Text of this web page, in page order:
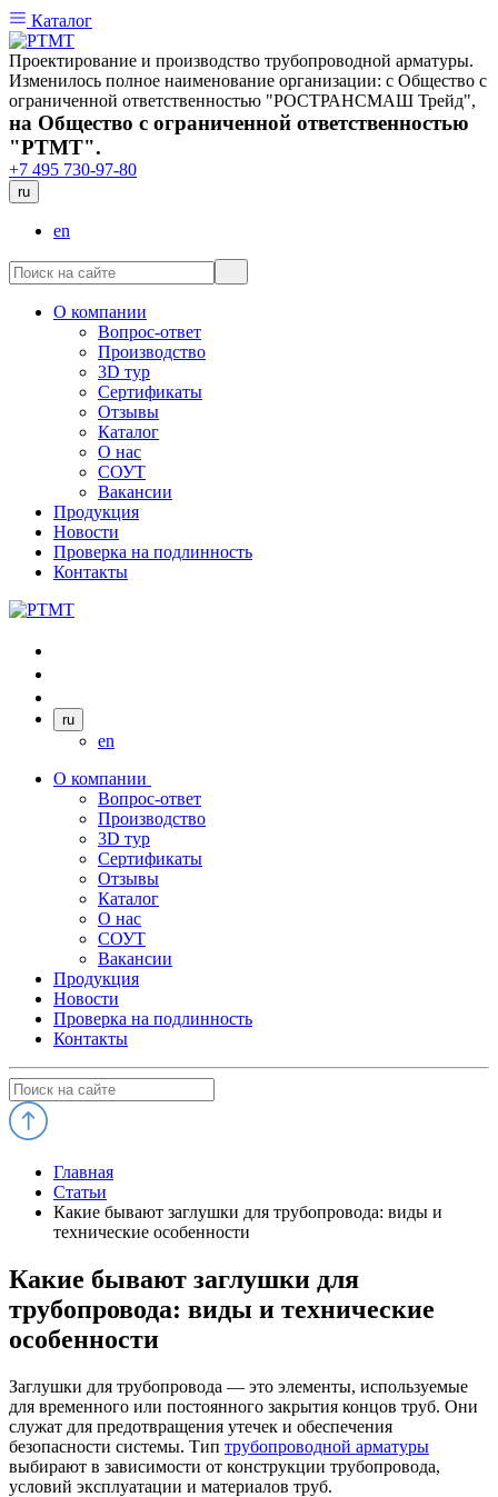
Каталог
Проектирование и производство трубопроводной арматуры.
Изменилось полное наименование организации: с Общество с
ограниченной ответственностью "РОСТРАНСМАШ Трейд",
на Общество с ограниченной ответственностью
"РТМТ".
+7 495 730-97-80
ru
en
О компании
Вопрос-ответ
Производство
3D тур
Сертификаты
Отзывы
Каталог
О нас
СОУТ
Вакансии
Продукция
Новости
Проверка на подлинность
Контакты
ru
en
О компании
Вопрос-ответ
Производство
3D тур
Сертификаты
Отзывы
Каталог
О нас
СОУТ
Вакансии
Продукция
Новости
Проверка на подлинность
Контакты
Главная
Статьи
Какие бывают заглушки для трубопровода: виды и
технические особенности
Какие бывают заглушки для
трубопровода: виды и технические
особенности
Заглушки для трубопровода — это элементы, используемые
для временного или постоянного закрытия концов труб. Они
служат для предотвращения утечек и обеспечения
безопасности системы. Тип трубопроводной арматуры
выбирают в зависимости от конструкции трубопровода,
условий эксплуатации и материалов труб.